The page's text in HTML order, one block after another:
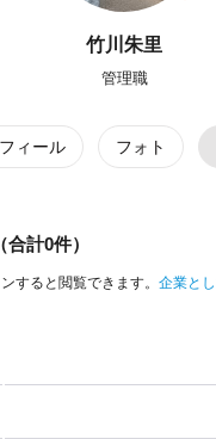
竹川朱里
管理職
ィール フォト
合計0件）
すると閲覧できます。 企業と